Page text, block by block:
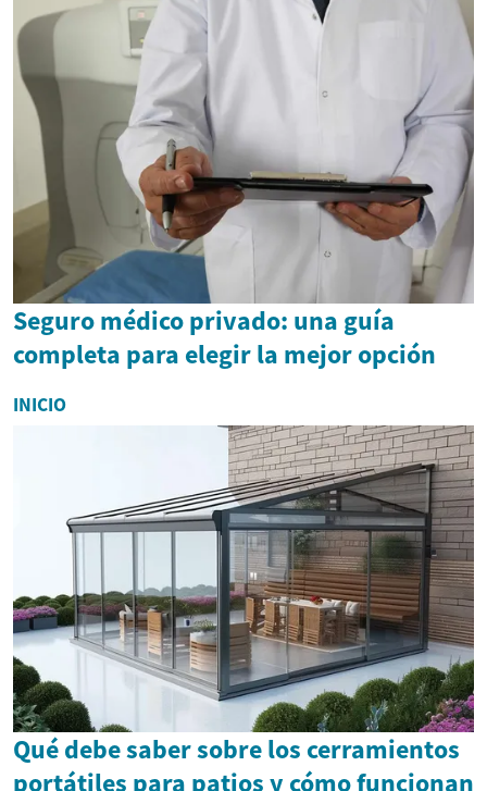
Seguro médico privado: una guía
completa para elegir la mejor opción
INICIO
Qué debe saber sobre los cerramientos
portátiles para patios y cómo funcionan